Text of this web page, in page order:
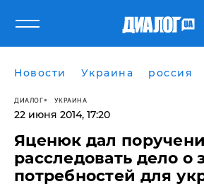
Новости Украина россия
ДИАЛОГ УКРАИНА
22 июня 2014, 17:20
Яценюк дал
расследовать дело о
потребностей для